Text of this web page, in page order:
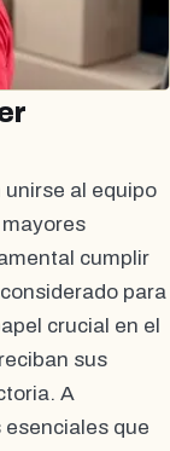
al equipo
cumplir
para
crucial en el
sus
A
que